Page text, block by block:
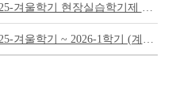
기 현장실습학기제 모집 안내 (※ 내용 추가)
~ 2026-1학기 (계절+정규) 현장실습학기제 모집 안내